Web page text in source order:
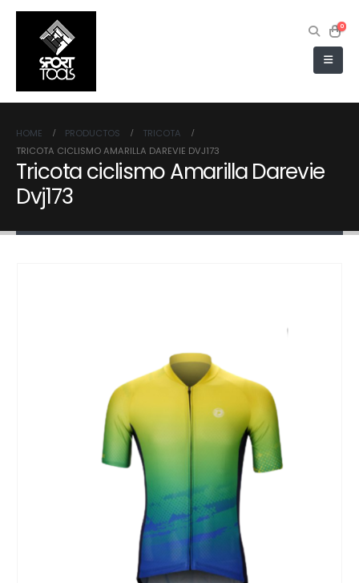
0
HOME PRODUCTOS
TRICOTA
TRICOTA CICLISMO AMARILLA DAREVIE DVJ173
Tricota ciclismo Amarilla Darevie
Dvj173